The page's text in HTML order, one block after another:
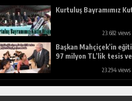
Kurtuluş Bayramımız
23.682
Başkan Mahçiçek’in
97 milyon TL’lik tesis
23.294